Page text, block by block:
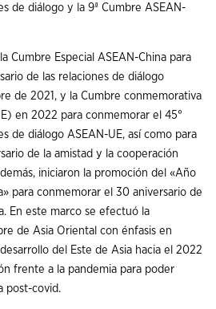
de diálogo y la 9ª Cumbre ASEAN-
Cumbre Especial ASEAN-China para
de las relaciones de diálogo
de 2021, y la Cumbre conmemorativa
en 2022 para conmemorar el 45°
de diálogo ASEAN-UE, así como para
de la amistad y la cooperación
iniciaron la promoción del «Año
para conmemorar el 30 aniversario de
En este marco se efectuó la
de Asia Oriental con énfasis en
del Este de Asia hacia el 2022
frente a la pandemia para poder
post-covid.